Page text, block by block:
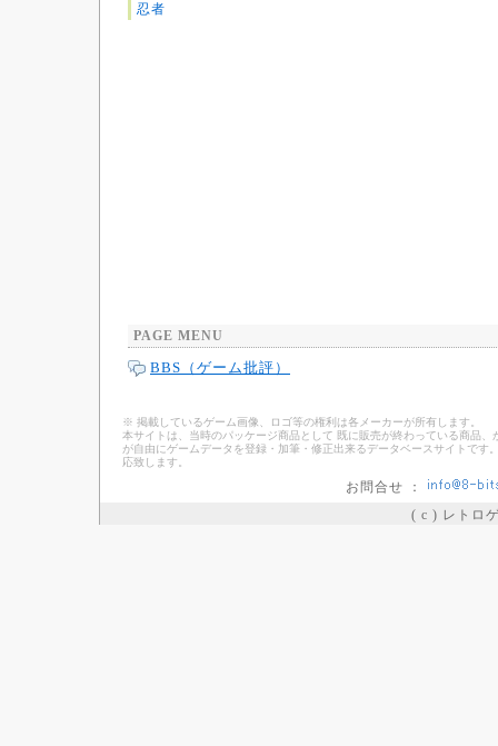
忍者
PAGE MENU
BBS（ゲーム批評）
※ 掲載しているゲーム画像、ロゴ等の権利は各メーカーが所有します。
本サイトは、当時のパッケージ商品として 既に販売が終わっている商品
が自由にゲームデータを登録・加筆・修正出来るデータベースサイトで
応致します。
お問合せ ：
( c ) レトロ